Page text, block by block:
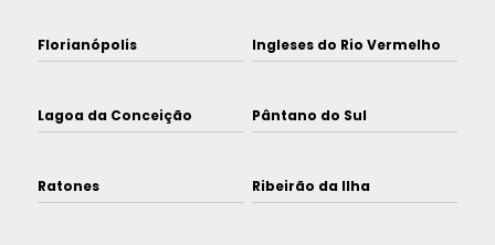
Florianópolis Ingleses do Rio Vermelho
Lagoa da Conceição Pântano do Sul
Ratones Ribeirão da Ilha